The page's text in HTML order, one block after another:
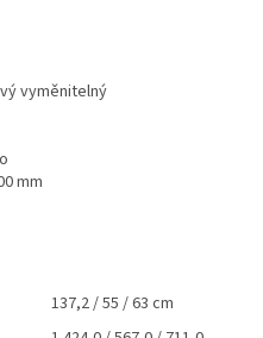
vyměnitelný
mm
137,2 / 55 / 63 cm